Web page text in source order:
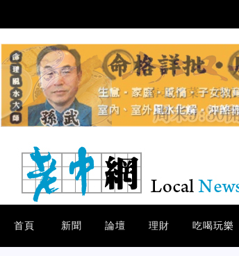
首頁 新聞 論壇 理財 吃喝玩樂